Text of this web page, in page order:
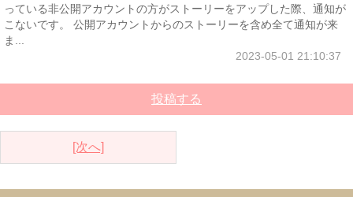
っている非公開アカウントの方がストーリーをアップした際、通知が
こないです。 公開アカウントからのストーリーを含め全て通知が来
ま...
2023-05-01 21:10:37
投稿する
[次へ]